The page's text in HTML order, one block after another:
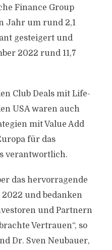
Finance Group
Jahr um rund 2,1
gesteigert und
2022 rund 11,7
Club Deals mit Life-
USA waren auch
mit Value Add
für das
verantwortlich.
das hervorragende
und bedanken
und Partnern
Vertrauen“, so
Dr. Sven Neubauer,